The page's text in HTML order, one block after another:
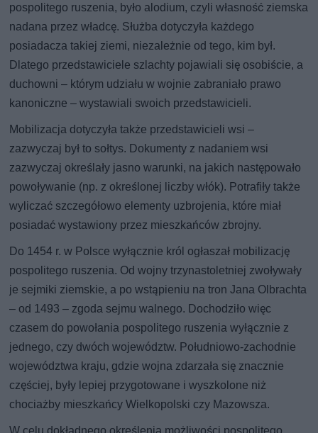
pospolitego ruszenia, było alodium, czyli własność ziemska
nadana przez władcę. Służba dotyczyła każdego
posiadacza takiej ziemi, niezależnie od tego, kim był.
Dlatego przedstawiciele szlachty pojawiali się osobiście, a
duchowni – którym udziału w wojnie zabraniało prawo
kanoniczne – wystawiali swoich przedstawicieli.
Mobilizacja dotyczyła także przedstawicieli wsi –
zazwyczaj był to sołtys. Dokumenty z nadaniem wsi
zazwyczaj określały jasno warunki, na jakich następowało
powoływanie (np. z określonej liczby włók). Potrafiły także
wyliczać szczegółowo elementy uzbrojenia, które miał
posiadać wystawiony przez mieszkańców zbrojny.
Do 1454 r. w Polsce wyłącznie król ogłaszał mobilizację
pospolitego ruszenia. Od wojny trzynastoletniej zwoływały
je sejmiki ziemskie, a po wstąpieniu na tron Jana Olbrachta
– od 1493 – zgoda sejmu walnego. Dochodziło więc
czasem do powołania pospolitego ruszenia wyłącznie z
jednego, czy dwóch województw. Południowo-zachodnie
województwa kraju, gdzie wojna zdarzała się znacznie
częściej, były lepiej przygotowane i wyszkolone niż
chociażby mieszkańcy Wielkopolski czy Mazowsza.